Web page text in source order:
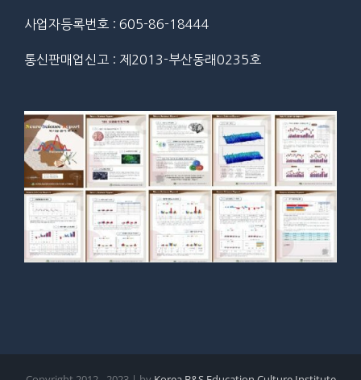
사업자등록번호 : 605-86-18444
통신판매업신고 : 제2013-부산동래0235호